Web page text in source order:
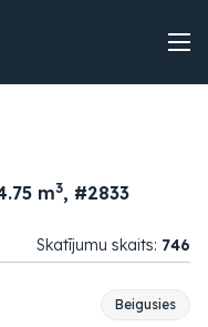
m3, #2833
Skatījumu skaits: 746
Beigusies